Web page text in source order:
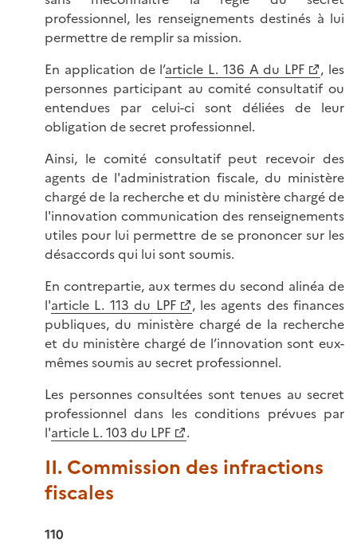
professionnel, les renseignements destinés à lui
permettre de remplir sa mission.
En application de l’article L. 136 A du LPF
, les
personnes participant au comité consultatif ou
entendues par celui-ci sont déliées de leur
obligation de secret professionnel.
Ainsi, le comité consultatif peut recevoir des
agents de l'administration fiscale, du ministère
chargé de la recherche et du ministère chargé de
l'innovation communication des renseignements
utiles pour lui permettre de se prononcer sur les
désaccords qui lui sont soumis.
En contrepartie, aux termes du second alinéa de
l'article L. 113 du LPF
, les agents des finances
publiques, du ministère chargé de la recherche
et du ministère chargé de l’innovation sont eux-
mêmes soumis au secret professionnel.
Les personnes consultées sont tenues au secret
professionnel dans les conditions prévues par
l'article L. 103 du LPF .
II. Commission des infractions
fiscales
110